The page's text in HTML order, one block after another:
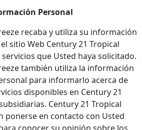
Personal
recaba y utiliza su información
sitio Web Century 21 Tropical
que Usted haya solicitado.
también utiliza la información
para informarlo acerca de
disponibles en Century 21
Century 21 Tropical
ponerse en contacto con Usted